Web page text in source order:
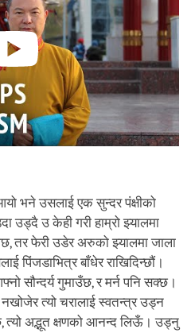
भने उसलाई एक सुन्दर पंक्षीको
उड्दै उ केही गरी हाम्रो झ्यालमा
तर फेरी उडेर अरुको झ्यालमा जाला
पिंजडाभित्र बाँधेर राखिदिन्छौं।
सौन्दर्य गुमाउँछ, र मर्न पनि सक्छ।
नखोजेर त्यो चरालाई स्वतन्त्र उड्न
अद्भूत क्षणको आनन्द लिऊँ। उड्नु